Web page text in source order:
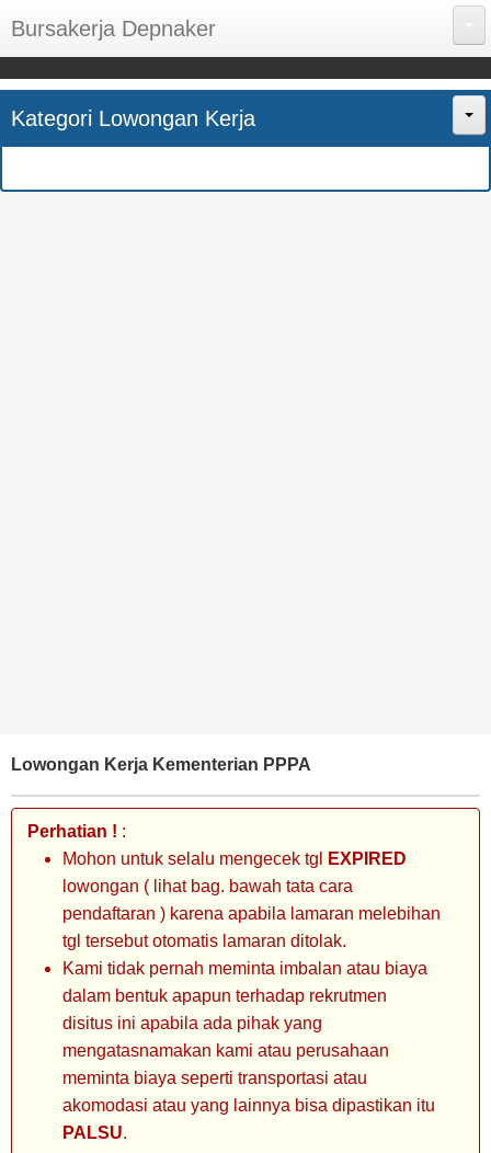
Bursakerja Depnaker
About Me
Disclaimer
Kategori Lowongan Kerja
Lowongan Kerja Kementerian PPPA
Perhatian ! :
Mohon untuk selalu mengecek tgl
EXPIRED
lowongan ( lihat bag. bawah tata cara
pendaftaran ) karena apabila lamaran melebihan
tgl tersebut otomatis lamaran ditolak.
Kami tidak pernah meminta imbalan atau biaya
dalam bentuk apapun terhadap rekrutmen
disitus ini apabila ada pihak yang
mengatasnamakan kami atau perusahaan
meminta biaya seperti transportasi atau
akomodasi atau yang lainnya bisa dipastikan itu
PALSU.